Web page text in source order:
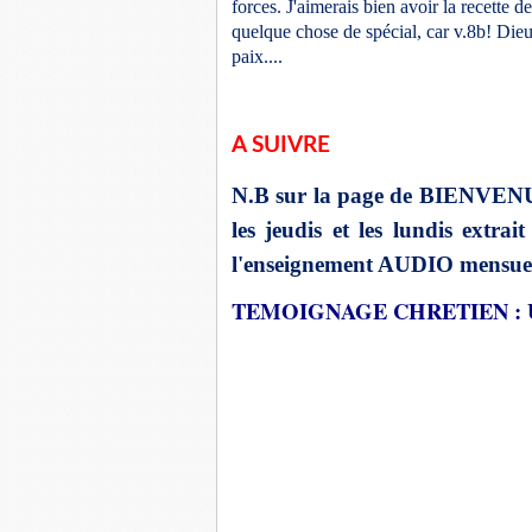
forces. J'aimerais bien avoir la recette
quelque chose de spécial, car v.8b!
paix....
A SUIVRE
N.B sur la page de
les jeudis et les lundis
l'enseignement AUDIO
TEMOIGNAGE CHRETIEN :